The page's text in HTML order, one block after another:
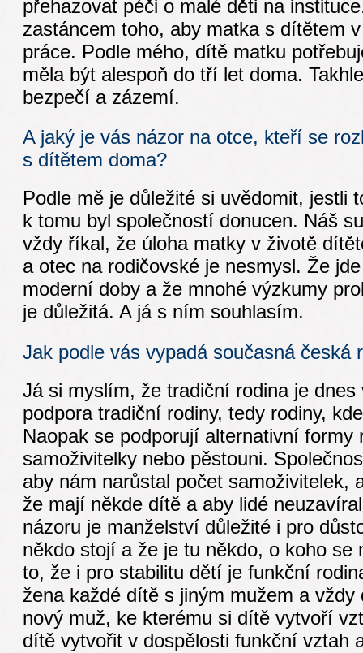
přehazovat péči o malé děti na
zastáncem toho, aby matka s dítětem
práce. Podle mého, dítě matku
měla být alespoň do tří let doma.
bezpečí a zázemí.
A jaký je vás názor na otce, kteří se
s dítětem doma?
Podle mě je důležité si uvědomit, jestli
k tomu byl společností donucen. Náš
vždy říkal, že úloha matky v životě
a otec na rodičovské je nesmysl. Že
moderní doby a že mnohé výzkumy
je důležitá. A já s ním souhlasím.
Jak podle vás vypadá současná česká
Já si myslím, že tradiční rodina je
podpora tradiční rodiny, tedy rodiny,
Naopak se podporují alternativní formy
samoživitelky nebo pěstouni.
aby nám narůstal počet samoživitelek,
že mají někde dítě a aby lidé
názoru je manželství důležité i pro
někdo stojí a že je tu někdo, o koho se
to, že i pro stabilitu dětí je funkční
žena každé dítě s jiným mužem a vždy
nový muž, ke kterému si dítě vytvoří
dítě vytvořit v dospělosti funkční vztah